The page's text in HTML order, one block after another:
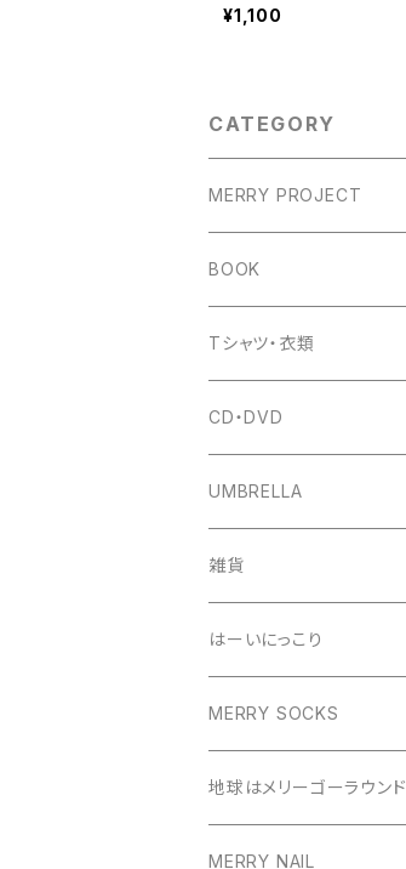
¥1,100
CATEGORY
MERRY PROJECT
BOOK
Tシャツ・衣類
CD・DVD
UMBRELLA
雑貨
はーいにっこり
MERRY SOCKS
地球はメリーゴーラウンド
MERRY NAIL